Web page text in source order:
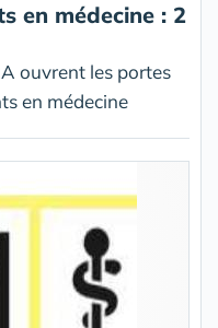
en médecine : 2
ouvrent les portes
en médecine